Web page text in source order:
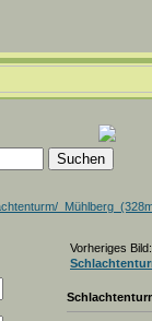
Vorheriges Bild: